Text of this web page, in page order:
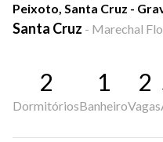
Peixoto, Santa Cruz -
Santa Cruz - Marechal
2
Dormitórios
1
Banheiro
2
Vagas